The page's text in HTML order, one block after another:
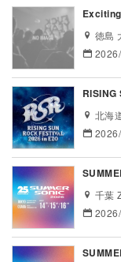
徳島
RISING
北海
千葉